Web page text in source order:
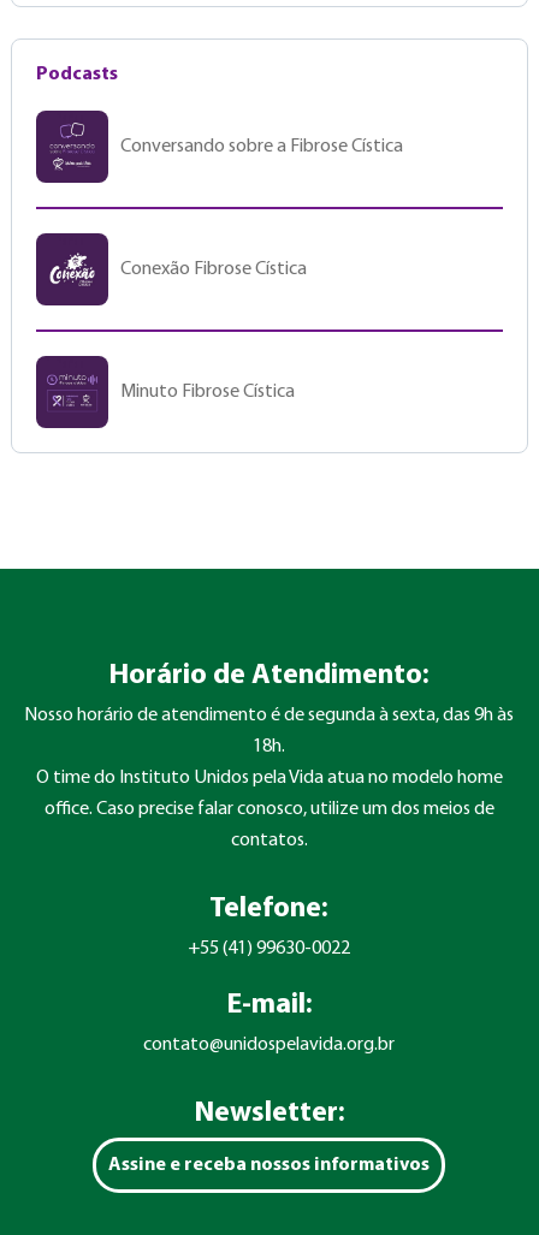
Podcasts
Conversando sobre a Fibrose Cística
Conexão Fibrose Cística
Minuto Fibrose Cística
Horário de Atendimento:
Nosso horário de atendimento é de segunda à sexta, das 9h às
18h.
O time do Instituto Unidos pela Vida atua no modelo home
office. Caso precise falar conosco, utilize um dos meios de
contatos.
Telefone:
+55 (41) 99630-0022
E-mail:
contato@unidospelavida.org.br
Newsletter:
Assine e receba nossos informativos